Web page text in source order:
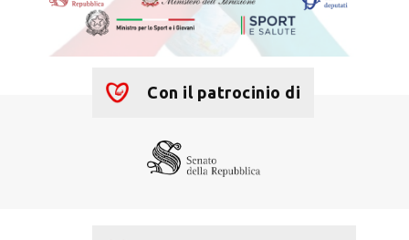
Con il patrocinio di